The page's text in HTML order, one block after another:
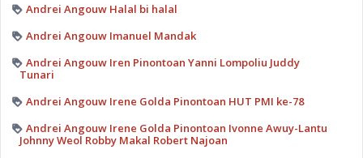
Andrei Angouw Halal bi halal
Andrei Angouw Imanuel Mandak
Andrei Angouw Iren Pinontoan Yanni Lompoliu Juddy
Tunari
Andrei Angouw Irene Golda Pinontoan HUT PMI ke-78
Andrei Angouw Irene Golda Pinontoan Ivonne Awuy-Lantu
Johnny Weol Robby Makal Robert Najoan